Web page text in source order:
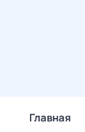
Главная